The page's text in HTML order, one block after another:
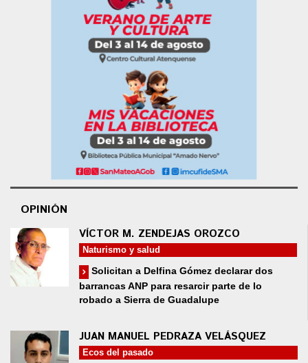
OPINIÓN
VÍCTOR M. ZENDEJAS OROZCO
Naturismo y salud
Solicitan a Delfina Gómez declarar dos
barrancas ANP para resarcir parte de lo
robado a Sierra de Guadalupe
JUAN MANUEL PEDRAZA VELÁSQUEZ
Ecos del pasado